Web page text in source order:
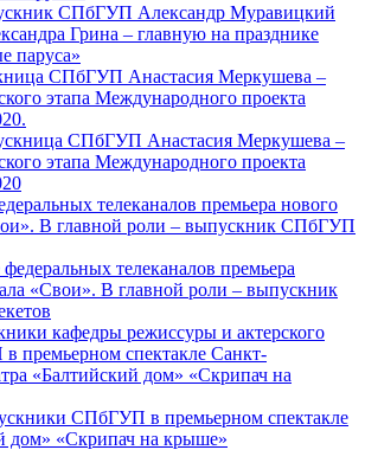
СПбГУП Александр Муравицкий
Грина – главную на празднике
паруса»
СПбГУП Анастасия Меркушева –
этапа Международного проекта
телеканалов премьера
«Свои». В главной роли – выпускник
СПбГУП в премьерном спектакле
дом» «Скрипач на крыше»